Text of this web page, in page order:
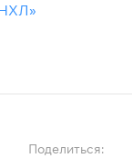
Поделиться: